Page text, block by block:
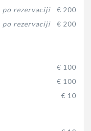
po rezervaciji
€ 200
po rezervaciji € 200
€ 100
€ 100
€ 10